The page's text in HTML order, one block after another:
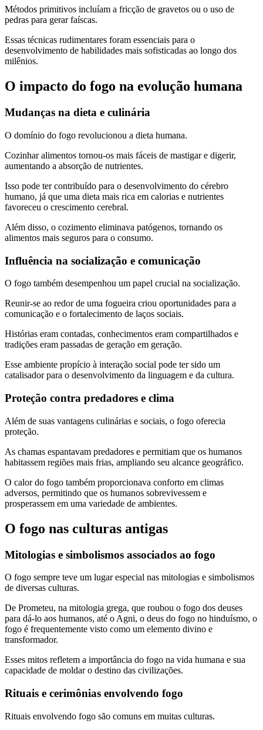
Métodos primitivos incluíam a fricção de gravetos ou o uso de
pedras para gerar faíscas.
Essas técnicas rudimentares foram essenciais para o
desenvolvimento de habilidades mais sofisticadas ao longo dos
milênios.
O impacto do fogo na evolução humana
Mudanças na dieta e culinária
O domínio do fogo revolucionou a dieta humana.
Cozinhar alimentos tornou-os mais fáceis de mastigar e digerir,
aumentando a absorção de nutrientes.
Isso pode ter contribuído para o desenvolvimento do cérebro
humano, já que uma dieta mais rica em calorias e nutrientes
favoreceu o crescimento cerebral.
Além disso, o cozimento eliminava patógenos, tornando os
alimentos mais seguros para o consumo.
Influência na socialização e comunicação
O fogo também desempenhou um papel crucial na socialização.
Reunir-se ao redor de uma fogueira criou oportunidades para a
comunicação e o fortalecimento de laços sociais.
Histórias eram contadas, conhecimentos eram compartilhados e
tradições eram passadas de geração em geração.
Esse ambiente propício à interação social pode ter sido um
catalisador para o desenvolvimento da linguagem e da cultura.
Proteção contra predadores e clima
Além de suas vantagens culinárias e sociais, o fogo oferecia
proteção.
As chamas espantavam predadores e permitiam que os humanos
habitassem regiões mais frias, ampliando seu alcance geográfico.
O calor do fogo também proporcionava conforto em climas
adversos, permitindo que os humanos sobrevivessem e
prosperassem em uma variedade de ambientes.
O fogo nas culturas antigas
Mitologias e simbolismos associados ao fogo
O fogo sempre teve um lugar especial nas mitologias e simbolismos
de diversas culturas.
De Prometeu, na mitologia grega, que roubou o fogo dos deuses
para dá-lo aos humanos, até o Agni, o deus do fogo no hinduísmo, o
fogo é frequentemente visto como um elemento divino e
transformador.
Esses mitos refletem a importância do fogo na vida humana e sua
capacidade de moldar o destino das civilizações.
Rituais e cerimônias envolvendo fogo
Rituais envolvendo fogo são comuns em muitas culturas.